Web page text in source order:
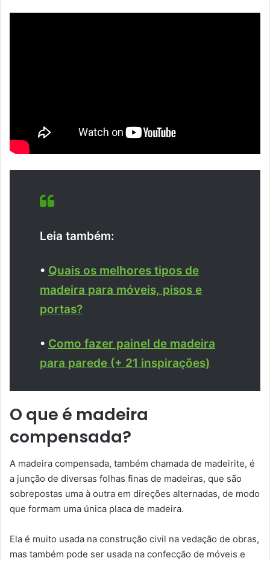
Leia também:
• Quais os melhores tipos de
madeira para móveis, pisos e
portas?
• Como fazer painel de madeira
para parede (+ 21 inspirações)
O que é madeira
compensada?
A madeira compensada, também chamada de madeirite, é
a junção de diversas folhas finas de madeiras, que são
sobrepostas uma à outra em direções alternadas, de modo
que formam uma única placa de madeira.
Ela é muito usada na construção civil na vedação de obras,
mas também pode ser usada na confecção de móveis e